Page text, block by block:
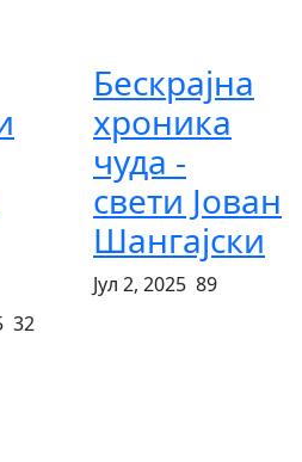
32
Бескрајна
хроника
чуда -
свети Јован
Шангајски
Јул 2, 2025 89